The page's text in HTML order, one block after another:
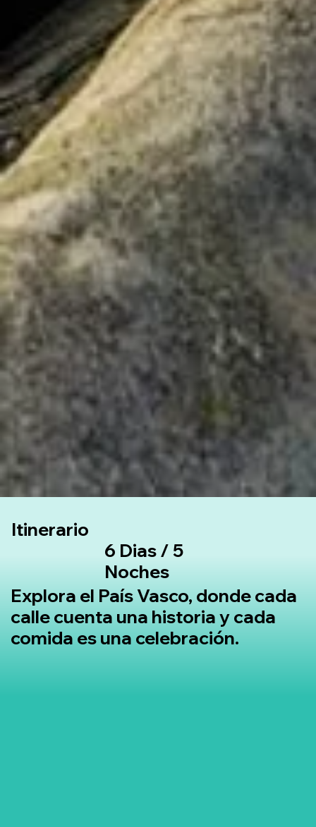
Itinerario
6 Dias / 5
Noches
Explora el País Vasco, donde cada
calle cuenta una historia y cada
comida es una celebración.